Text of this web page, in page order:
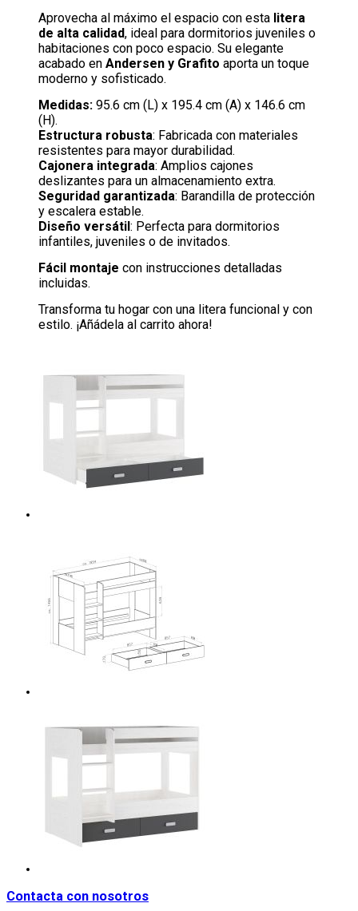
Aprovecha al máximo el espacio con esta litera
de alta calidad, ideal para dormitorios juveniles o
habitaciones con poco espacio. Su elegante
acabado en Andersen y Grafito aporta un toque
moderno y sofisticado.
Medidas: 95.6 cm (L) x 195.4 cm (A) x 146.6 cm
(H).
Estructura robusta: Fabricada con materiales
resistentes para mayor durabilidad.
Cajonera integrada: Amplios cajones
deslizantes para un almacenamiento extra.
Seguridad garantizada: Barandilla de protección
y escalera estable.
Diseño versátil : Perfecta para dormitorios
infantiles, juveniles o de invitados.
Fácil montaje con instrucciones detalladas
incluidas.
Transforma tu hogar con una litera funcional y con
estilo. ¡Añádela al carrito ahora!
Contacta con nosotros